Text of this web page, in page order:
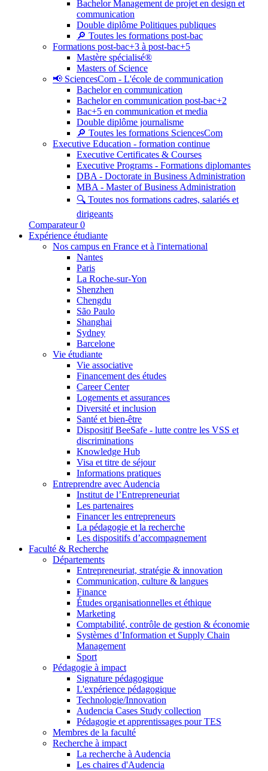
Bachelor Management de projet en design et
communication
Double diplôme Politiques publiques
🔎 Toutes les formations post-bac
Formations post-bac+3 à post-bac+5
Mastère spécialisé®
Masters of Science
📢 SciencesCom - L'école de communication
Bachelor en communication
Bachelor en communication post-bac+2
Bac+5 en communication et media
Double diplôme journalisme
🔎 Toutes les formations SciencesCom
Executive Education - formation continue
Executive Certificates & Courses
Executive Programs - Formations diplomantes
DBA - Doctorate in Business Administration
MBA - Master of Business Administration
🔍 Toutes nos formations cadres, salariés et
dirigeants
Comparateur 0
Expérience étudiante
Nos campus en France et à l'international
Nantes
Paris
La Roche-sur-Yon
Shenzhen
Chengdu
São Paulo
Shanghai
Sydney
Barcelone
Vie étudiante
Vie associative
Financement des études
Career Center
Logements et assurances
Diversité et inclusion
Santé et bien-être
Dispositif BeeSafe - lutte contre les VSS et
discriminations
Knowledge Hub
Visa et titre de séjour
Informations pratiques
Entreprendre avec Audencia
Institut de l’Entrepreneuriat
Les partenaires
Financer les entrepreneurs
La pédagogie et la recherche
Les dispositifs d’accompagnement
Faculté & Recherche
Départements
Entrepreneuriat, stratégie & innovation
Communication, culture & langues
Finance
Études organisationnelles et éthique
Marketing
Comptabilité, contrôle de gestion & économie
Systèmes d’Information et Supply Chain
Management
Sport
Pédagogie à impact
Signature pédagogique
L'expérience pédagogique
Technologie/Innovation
Audencia Cases Study collection
Pédagogie et apprentissages pour TES
Membres de la faculté
Recherche à impact
La recherche à Audencia
Les chaires d'Audencia